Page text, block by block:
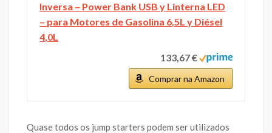
Inversa – Power Bank USB y Linterna LED
– para Motores de Gasolina 6,5L y Diésel
4,0L
133,67 €
Comprar na Amazon
Quase todos os jump starters podem ser utilizados